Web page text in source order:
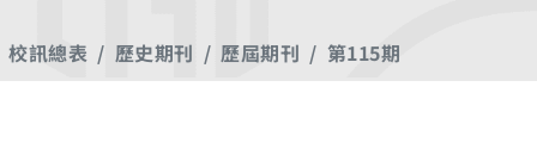
校訊總表 歷史期刊 歷屆期刊 第115期